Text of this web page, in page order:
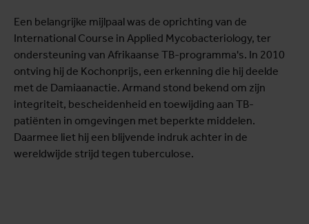
Een belangrijke mijlpaal was de oprichting van de
International Course in Applied Mycobacteriology, ter
ondersteuning van Afrikaanse TB-programma's. In 2010
ontving hij de Kochonprijs, een erkenning die hij deelde
met de Damiaanactie. Armand stond bekend om zijn
integriteit, bescheidenheid en toewijding aan TB-
patiënten in omgevingen met beperkte middelen.
Daarmee liet hij een blijvende indruk achter in de
wereldwijde strijd tegen tuberculose.